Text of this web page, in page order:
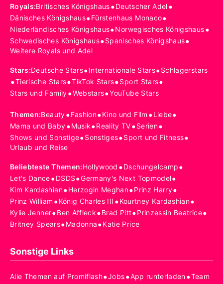
Royals:Britisches Königshaus•Deutscher Adel•
Dänisches Königshaus•Fürstenhaus Monaco•
Niederländisches Königshaus•Norwegisches Königshaus•
Schwedisches Königshaus•Spanisches Königshaus•
Weitere Royals und Adel
Stars:Deutsche Stars•Internationale Stars•Schlagerstars
•Tierische Stars•TikTok Stars•Sport Stars•
Stars und Family•Webstars•YouTube Stars
Themen:Beauty•Fashion•Kino und Film •Liebe•
Mama und Baby•Musik•Reality TV•Serien•
Shows und Sonstige•Sonstiges•Sport und Fitness•
Urlaub und Reise
Beliebteste Themen:Hollywood •Dschungelcamp•
Let's Dance•DSDS•Germany's Next Topmodel•
Kim Kardashian•Herzogin Meghan•Prinz Harry•
Prinz William •König Charles III •Kourtney Kardashian•
Kylie Jenner•Ben Affleck•Brad Pitt•Prinzessin Beatrice•
Britney Spears•Madonna•Katie Price
Sonstige Links
Alle Themen auf Promiflash•Jobs•App runterladen•Team